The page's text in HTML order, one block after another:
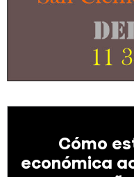
Cómo
económica